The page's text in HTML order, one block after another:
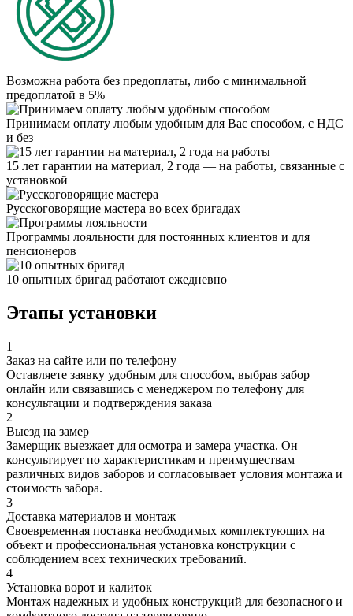
Возможна работа без предоплаты, либо с минимальной
предоплатой в 5%
Принимаем оплату любым удобным для Вас способом, с НДС
и без
15 лет гарантии на материал, 2 года — на работы, связанные с
установкой
Русскоговорящие мастера во всех бригадах
Программы лояльности для постоянных клиентов и для
пенсионеров
10 опытных бригад работают ежедневно
Этапы установки
1
Заказ на сайте или по телефону
Оставляете заявку удобным для способом, выбрав забор
онлайн или связавшись с менеджером по телефону для
консультации и подтверждения заказа
2
Выезд на замер
Замерщик выезжает для осмотра и замера участка. Он
консультирует по характеристикам и преимуществам
различных видов заборов и согласовывает условия монтажа и
стоимость забора.
3
Доставка материалов и монтаж
Своевременная поставка необходимых комплектующих на
объект и профессиональная установка конструкции с
соблюдением всех технических требований.
4
Установка ворот и калиток
Монтаж надежных и удобных конструкций для безопасного и